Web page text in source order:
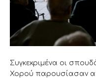
Συγκεκριμένα οι
Χορού παρουσίασαν